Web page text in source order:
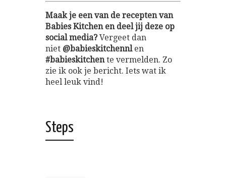
Maak je een van de recepten van
Babies Kitchen en deel jij deze op
social media?Vergeet dan
niet @babieskitchennl en
#babieskitchente vermelden. Zo
zie ik ook je bericht. Iets wat ik
heel leuk vind!
Steps